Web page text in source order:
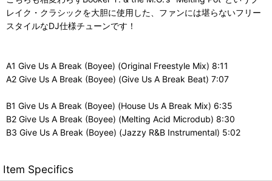
レイク・クラシックを大胆に使用した、ファンには堪らないフリー
スタイルなDJ仕様チューンです！
A1 Give Us A Break (Boyee) (Original Freestyle Mix) 8:11
A2 Give Us A Break (Boyee) (Give Us A Break Beat) 7:07
B1 Give Us A Break (Boyee) (House Us A Break Mix) 6:35
B2 Give Us A Break (Boyee) (Melting Acid Microdub) 8:30
B3 Give Us A Break (Boyee) (Jazzy R&B Instrumental) 5:02
Item Specifics